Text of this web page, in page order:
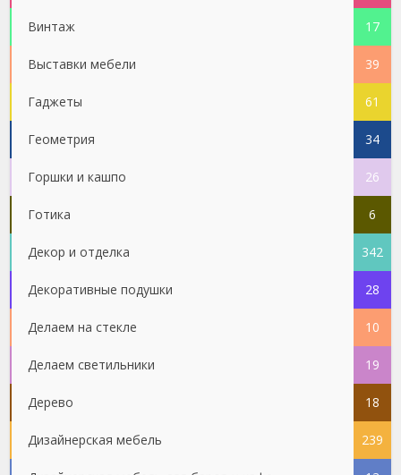
Винтаж 17
Выставки мебели 39
Гаджеты 61
Геометрия 34
Горшки и кашпо 26
Готика 6
Декор и отделка 342
Декоративные подушки 28
Делаем на стекле 10
Делаем светильники 19
Дерево 18
Дизайнерская мебель 239